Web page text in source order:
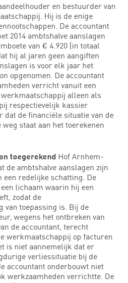
en bestuurder van
Hij is de enige
De accountant
2014 ambtshalve aanslagen
van € 4.920 (in totaal
hij al jaren geen aangiften
is voor elk jaar het
opgenomen. De accountant
verricht vanuit een
alleen als
respectievelijk kassier
de financiële situatie van de
staat aan het toerekenen
toegerekend Hof Arnhem-
de ambtshalve aanslagen zijn
een redelijke schatting. De
lichaam waarin hij een
zodat de
toepassing is. Bij de
wegens het ontbreken van
de accountant, terecht
werkmaatschappij op facturen
is niet aannemelijk dat er
verliessituatie bij de
accountant onderbouwt niet
werkzaamheden verrichtte. De